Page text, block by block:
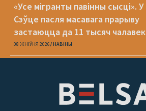
«Усе мігранты павінны сысці». У
Сэўце пасля масавага прарыву
застаюцца да 11 тысяч чалавек
08 ЖНІЎНЯ 2026 НАВІНЫ